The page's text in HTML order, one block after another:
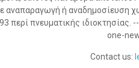
αναπαραγωγή ή αναδημοσίευση
περί πνευματικής
one-
Contact us: